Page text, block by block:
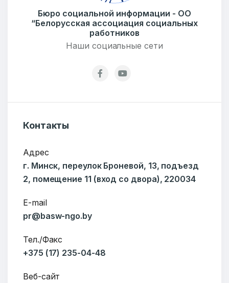
Бюро социальной информации - ОО
“Белорусская ассоциация социальных
работников
Наши социальные сети
Контакты
Адрес
г. Минск, переулок Броневой, 13, подъезд
2, помещение 11 (вход со двора), 220034
E-mail
pr@basw-ngo.by
Тел./Факс
+375 (17) 235-04-48
Веб-сайт